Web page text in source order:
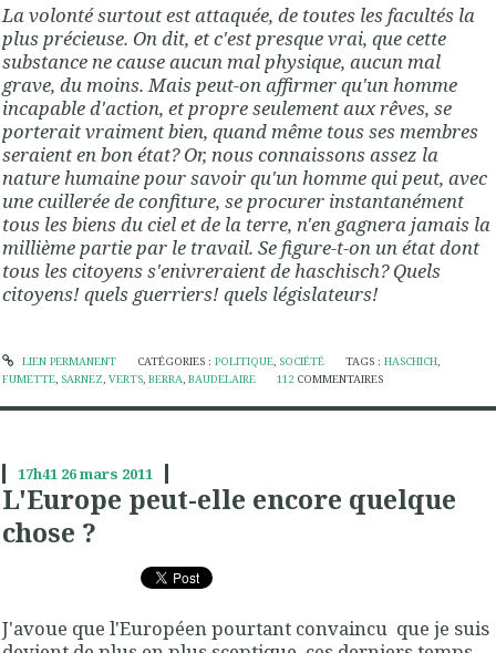
La volonté surtout est attaquée, de toutes les facultés la
plus précieuse. On dit, et c'est presque vrai, que cette
substance ne cause aucun mal physique, aucun mal
grave, du moins. Mais peut-on affirmer qu'un homme
incapable d'action, et propre seulement aux rêves, se
porterait vraiment bien, quand même tous ses membres
seraient en bon état? Or, nous connaissons assez la
nature humaine pour savoir qu'un homme qui peut, avec
une cuillerée de confiture, se procurer instantanément
tous les biens du ciel et de la terre, n'en gagnera jamais la
millième partie par le travail. Se figure-t-on un état dont
tous les citoyens s'enivreraient de haschisch? Quels
citoyens! quels guerriers! quels législateurs!
LIEN PERMANENT CATÉGORIES : POLITIQUE, SOCIÉTÉ TAGS :HASCHICH,
FUMETTE, SARNEZ, VERTS, BERRA, BAUDELAIRE 112 COMMENTAIRES
17h41 26mars 2011
L'Europe peut-elle encore quelque
chose ?
J'avoue que l'Européen pourtant convaincu que je suis